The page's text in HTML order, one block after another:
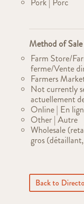
Method of
Farm Store/
ferme/Vente
Farmers
Not currently
actuellement
Online | En
Other | Autre
Wholesale
gros
Back to